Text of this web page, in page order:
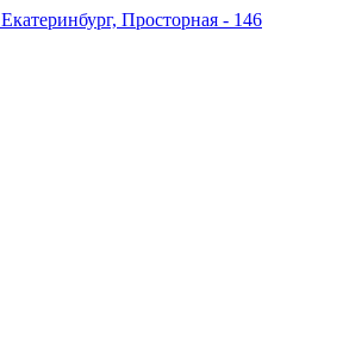
Екатеринбург, Просторная - 146